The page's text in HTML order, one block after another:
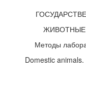
ЖИВОТНЫЕ
Методы
Domestic